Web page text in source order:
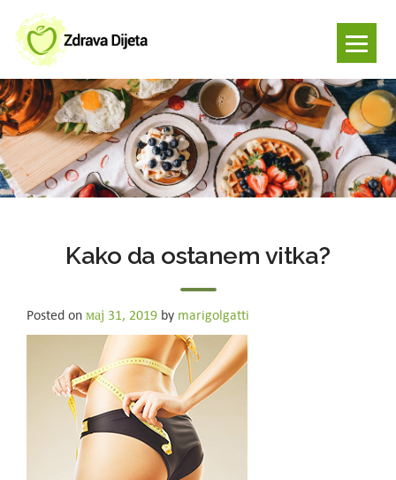
Kako da ostanem vitka?
Posted on мај 31, 2019 by marigolgatti